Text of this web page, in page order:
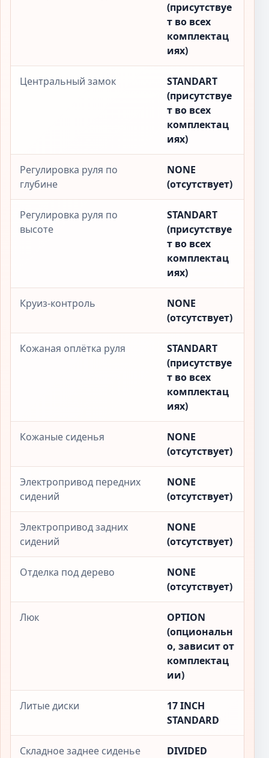
(присутствуе
т во всех
комплектац
иях)
Центральный замок
STANDART
(присутствуе
т во всех
комплектац
иях)
Регулировка руля по
глубине
NONE
(отсутствует)
Регулировка руля по
высоте
STANDART
(присутствуе
т во всех
комплектац
иях)
Круиз-контроль
NONE
(отсутствует)
Кожаная оплётка руля
STANDART
(присутствуе
т во всех
комплектац
иях)
Кожаные сиденья
NONE
(отсутствует)
Электропривод передних
сидений
NONE
(отсутствует)
Электропривод задних
сидений
NONE
(отсутствует)
Отделка под дерево
NONE
(отсутствует)
Люк
OPTION
(опциональн
о, зависит от
комплектац
ии)
Литые диски
17 INCH
STANDARD
Складное заднее сиденье
DIVIDED